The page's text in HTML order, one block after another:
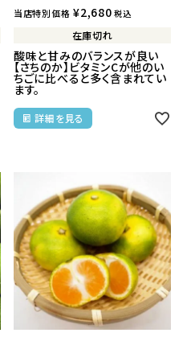
当店特別価格 ¥2,680 税込
在庫切れ
酸味と甘みのバランスが良い
【さちのか】ビタミンCが他のい
ちごに比べると多く含まれてい
ます。
詳細を見る